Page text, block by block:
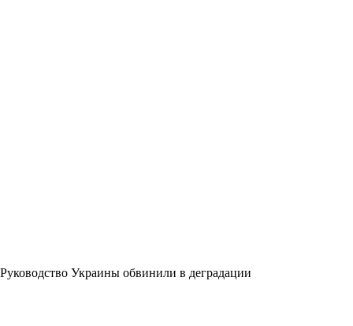
Руководство Украины обвинили в деградации